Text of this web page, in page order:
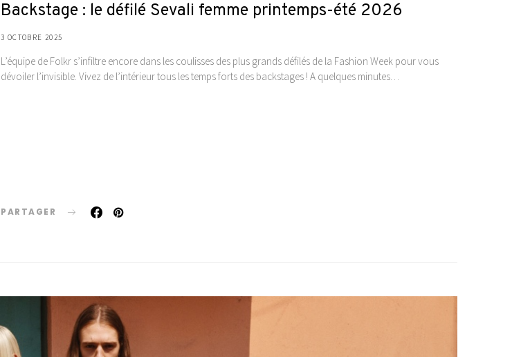
Backstage : le défilé Sevali femme printemps-été 2026
3 OCTOBRE 2025
L’équipe de Folkr s’infiltre encore dans les coulisses des plus grands défilés de la Fashion Week pour vous
dévoiler l’invisible. Vivez de l’intérieur tous les temps forts des backstages ! A quelques minutes…
PARTAGER